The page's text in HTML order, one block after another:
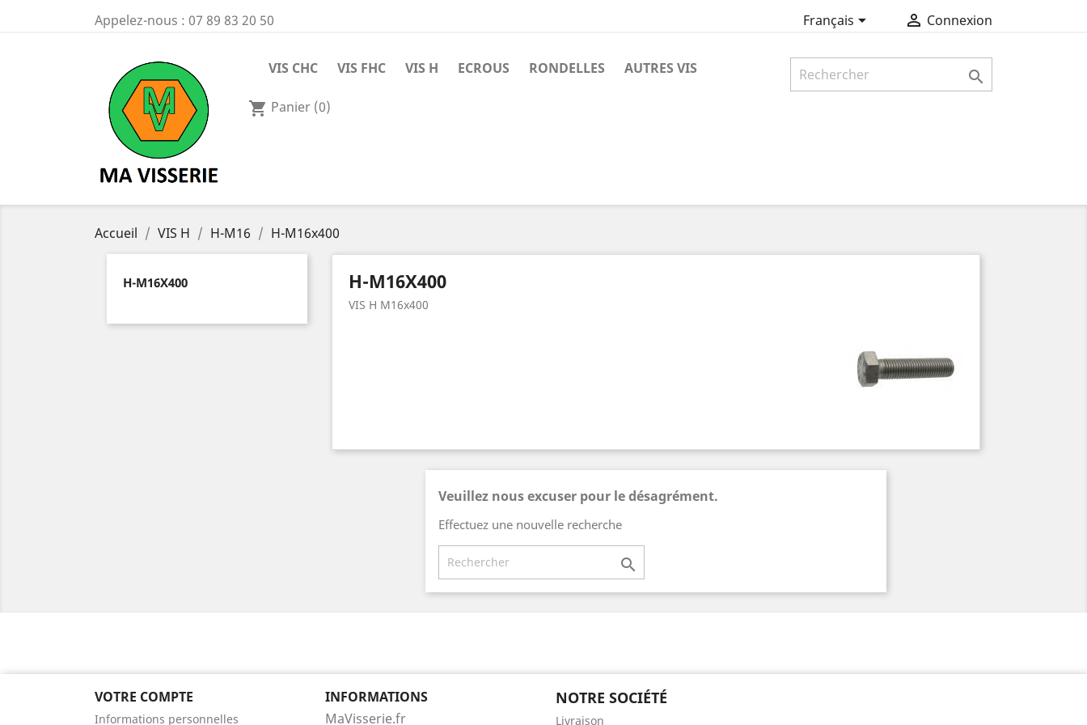
Appelez-nous : 07 89 83 20 50 Français  Connexion
VIS CHC VIS FHC VIS H ECROUS RONDELLES AUTRES VIS

shopping_cart Panier (0)
Accueil VIS H H-M16 H-M16x400
H-M16X400 H-M16X400
VIS H M16x400
Veuillez nous excuser pour le désagrément.
Effectuez une nouvelle recherche

VOTRE COMPTE
Informations personnelles
INFORMATIONS
MaVisserie.fr
NOTRE SOCIÉTÉ
Livraison